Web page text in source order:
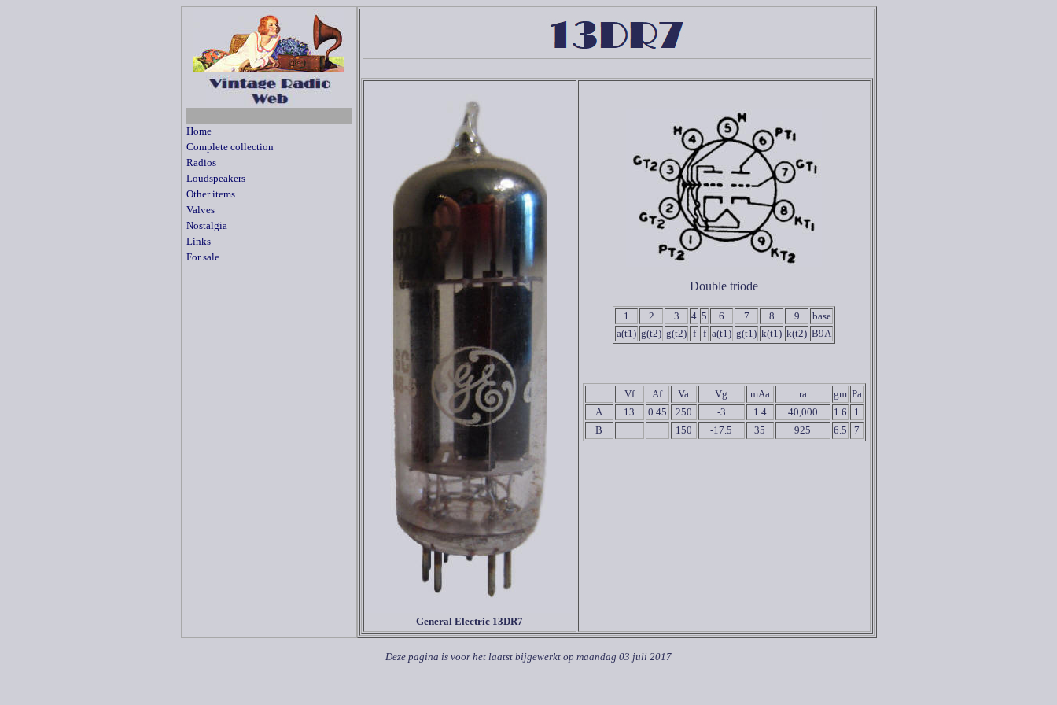
Home
Complete collection
Radios
Loudspeakers
Other items
Valves
Nostalgia
Links
For sale
General Electric 13DR7
Double triode
1 2 3 4 5 6 7 8 9
base
a(t1) g(t2) g(t2) f f a(t1) g(t1) k(t1) k(t2) B9A
Vf Af Va Vg mAa ra gm Pa
A
13 0.45 250 -3 1.4 40,000 1.6
1
B
150 -17.5 35 925 6.5 7
Deze pagina is voor het laatst bijgewerkt op maandag 03 juli 2017